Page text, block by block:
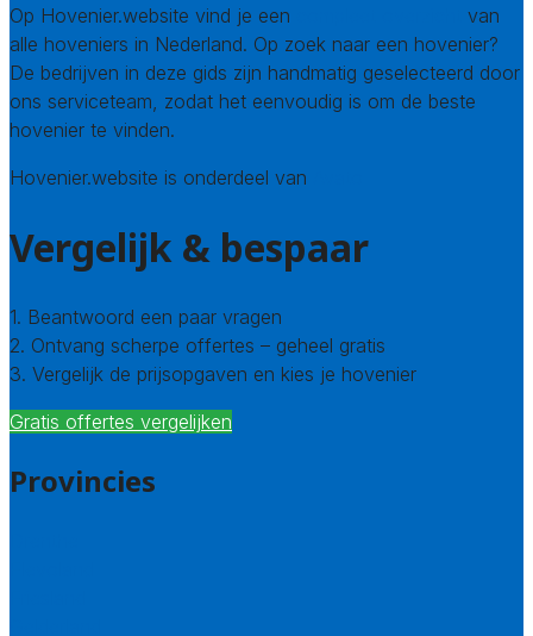
Op Hovenier.website vind je een
van
alle hoveniers in Nederland. Op zoek naar een hovenier?
De bedrijven in deze gids zijn handmatig geselecteerd door
ons serviceteam, zodat het eenvoudig is om de beste
hovenier te vinden.
Hovenier.website is onderdeel van
Vergelijk & bespaar
1. Beantwoord een paar vragen
2. Ontvang scherpe offertes – geheel gratis
3. Vergelijk de prijsopgaven en kies je hovenier
Gratis offertes vergelijken
Provincies